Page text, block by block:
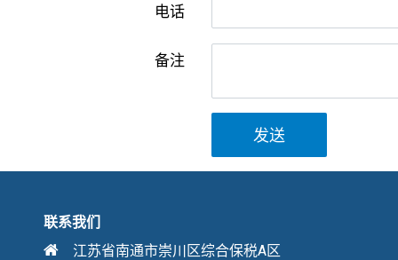
电话
备注
发送
联系我们
江苏省南通市崇川区综合保税A区